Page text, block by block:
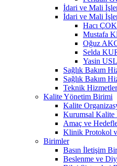
İdari ve Mali
İdari ve Mali
Hacı
Mustafa
Oğuz
Selda
Yasin
Sağlık Bakım
Sağlık Bakım
Teknik
Kalite Yönetim Birimi
Kalite
Kurumsal Kalite
Amaç ve
Klinik Protokol
Birimler
Basın İletişim
Beslenme ve